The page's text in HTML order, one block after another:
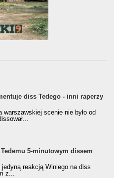
diss Tedego - inni raperzy
warszawskiej scenie nie było od
5-minutowym dissem
jedyną reakcją Winiego na diss
z...